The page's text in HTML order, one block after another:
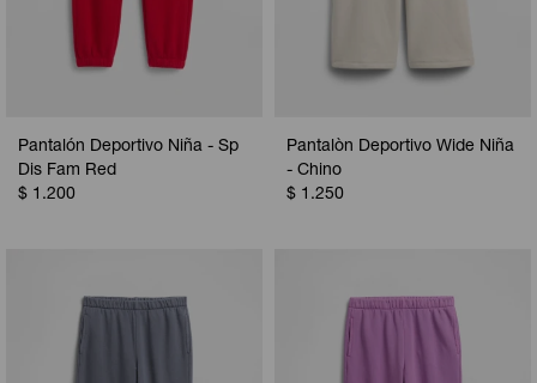
Pantalón Deportivo Niña - Sp
Dis Fam Red
$ 1.200
Pantalòn Deportivo Wide Niña
- Chino
$ 1.250